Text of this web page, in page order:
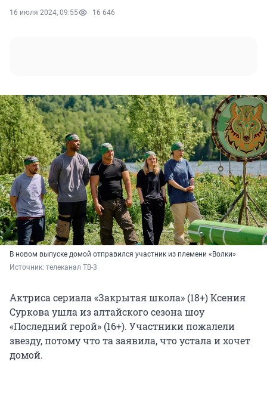
16 июля 2024, 09:55 16 646
В новом выпуске домой отправился участник из племени «Волки»
Источник: телеканал ТВ-3
Актриса сериала «Закрытая школа» (18+) Ксения
Суркова ушла из алтайского сезона шоу
«Последний герой» (16+). Участники пожалели
звезду, потому что та заявила, что устала и хочет
домой.